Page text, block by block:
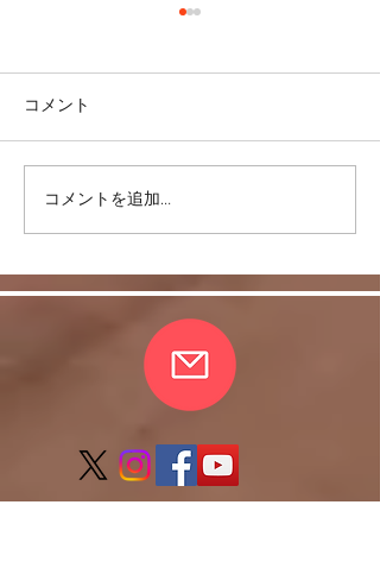
リバウンドを避けるに
は・・・
コメント
コメントを追加…